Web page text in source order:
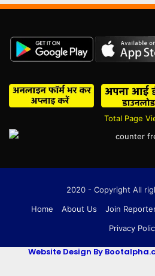
Total Page
2020 - Copyright All
Home
About Us Join
Privacy
Website Design By